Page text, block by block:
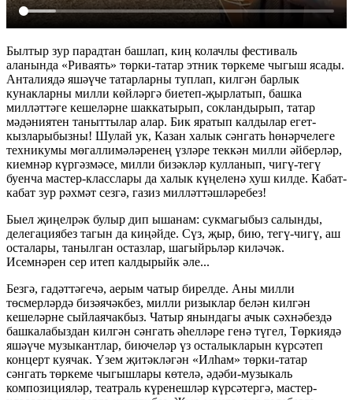
Былтыр зур парадтан башлап, киң колачлы фестиваль
аланында «Риваять» төрки-татар этник төркеме чыгыш ясады.
Анталиядә яшәүче татарларны туплап, килгән барлык
кунакларны милли көйләргә биетеп-җырлатып, башка
милләттәге кешеләрне шаккатырып, сокландырып, татар
мәдәниятен таныттылар алар. Бик яратып калдылар егет-
кызларыбызны! Шулай ук, Казан халык сәнгать һөнәрчелеге
техникумы мөгаллимәләренең үзләре теккән милли әйберләр,
киемнәр күргәзмәсе, милли бизәкләр кулланып, чигү-тегү
буенча мастер-класслары да халык күңеленә хуш килде. Кабат-
кабат зур рәхмәт сезгә, газиз милләттәшләребез!
Быел җиңелрәк булыр дип ышанам: сукмагыбыз салынды,
делегациябез тагын да киңәйде. Сүз, җыр, бию, тегү-чигү, аш
осталары, танылган остазлар, шагыйрьләр киләчәк.
Исемнәрен сер итеп калдырыйк әле...
Безгә, гадәттәгечә, аерым чатыр бирелде. Аны милли
төсмерләрдә бизәячәкбез, милли ризыклар белән килгән
кешеләрне сыйлаячакбыз. Чатыр янындагы ачык сәхнәбездә
башкалабыздан килгән сәнгать әһелләре генә түгел, Төркиядә
яшәүче музыкантлар, биючеләр үз осталыкларын күрсәтеп
концерт куячак. Үзем җитәкләгән «Илһам» төрки-татар
сәнгать төркеме чыгышлары көтелә, әдәби-музыкаль
композицияләр, театраль күренешләр күрсәтергә, мастер-